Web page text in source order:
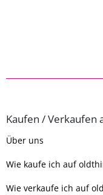
Kaufen / Verkaufen
Über uns
Wie kaufe ich auf
Wie verkaufe ich auf